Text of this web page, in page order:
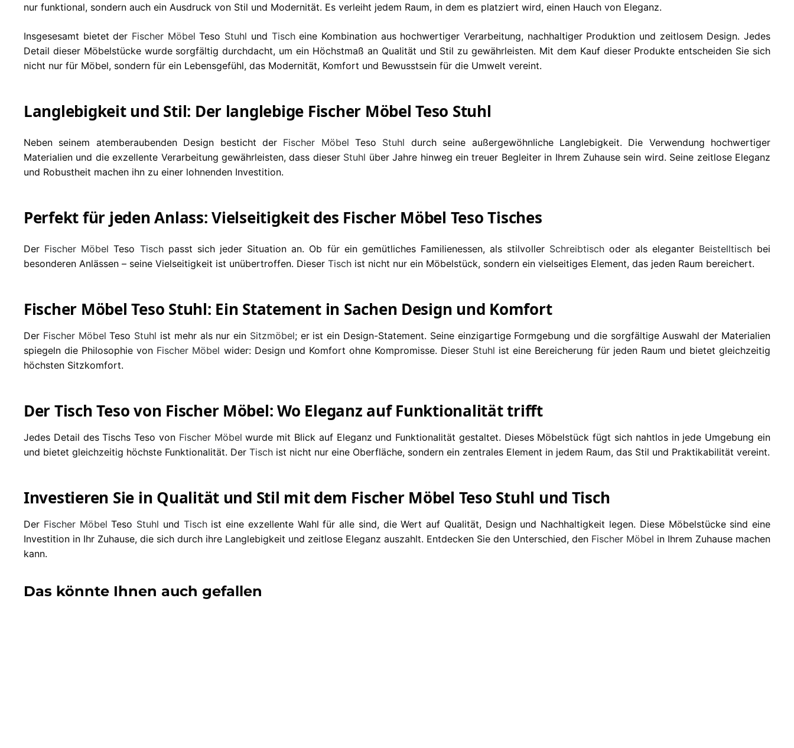
nur funktional, sondern auch ein Ausdruck von Stil und Modernität. Es verleiht jedem Raum, in dem es platziert wird, einen Hauch von Eleganz.
Insgesesamt bietet der Fischer Möbel Teso Stuhl und Tischeine Kombination aus hochwertiger Verarbeitung, nachhaltiger Produktion und zeitlosem Design. Jedes
Detail dieser Möbelstücke wurde sorgfältig durchdacht, um ein Höchstmaß an Qualität und Stil zu gewährleisten. Mit dem Kauf dieser Produkte entscheiden Sie sich
nicht nur für Möbel, sondern für ein Lebensgefühl, das Modernität, Komfort und Bewusstsein für die Umwelt vereint.
Langlebigkeit und Stil: Der langlebige Fischer Möbel Teso Stuhl
Neben seinem atemberaubenden Design besticht der Fischer Möbel Teso Stuhl durch seine außergewöhnliche Langlebigkeit. Die Verwendung hochwertiger
Materialien und die exzellente Verarbeitung gewährleisten, dass dieser Stuhl über Jahre hinweg ein treuer Begleiter in Ihrem Zuhause sein wird. Seine zeitlose Eleganz
und Robustheit machen ihn zu einer lohnenden Investition.
Perfekt für jeden Anlass: Vielseitigkeit des Fischer Möbel Teso Tisches
Der Fischer Möbel Teso Tischpasst sich jeder Situation an. Ob für ein gemütliches Familienessen, als stilvoller Schreibtisch oder als eleganter Beistelltischbei
besonderen Anlässen – seine Vielseitigkeit ist unübertroffen. Dieser Tisch ist nicht nur ein Möbelstück, sondern ein vielseitiges Element, das jeden Raum bereichert.
Fischer Möbel Teso Stuhl: Ein Statement in Sachen Design und Komfort
Der Fischer Möbel Teso Stuhl ist mehr als nur ein Sitzmöbel; er ist ein Design-Statement. Seine einzigartige Formgebung und die sorgfältige Auswahl der Materialien
spiegeln die Philosophie von Fischer Möbel wider: Design und Komfort ohne Kompromisse. Dieser Stuhl ist eine Bereicherung für jeden Raum und bietet gleichzeitig
höchsten Sitzkomfort.
Der Tisch Teso von Fischer Möbel: Wo Eleganz auf Funktionalität trifft
Jedes Detail des Tischs Teso von Fischer Möbel wurde mit Blick auf Eleganz und Funktionalität gestaltet. Dieses Möbelstück fügt sich nahtlos in jede Umgebung ein
und bietet gleichzeitig höchste Funktionalität. Der Tisch ist nicht nur eine Oberfläche, sondern ein zentrales Element in jedem Raum, das Stil und Praktikabilität vereint.
Investieren Sie in Qualität und Stil mit dem Fischer Möbel Teso Stuhl und Tisch
Der Fischer Möbel Teso Stuhl und Tischist eine exzellente Wahl für alle sind, die Wert auf Qualität, Design und Nachhaltigkeit legen. Diese Möbelstücke sind eine
Investition in Ihr Zuhause, die sich durch ihre Langlebigkeit und zeitlose Eleganz auszahlt. Entdecken Sie den Unterschied, den Fischer Möbel in Ihrem Zuhause machen
kann.
Das könnte Ihnen auch gefallen